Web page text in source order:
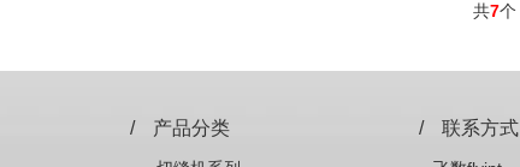
共7个
/ 产品分类 / 联系方式